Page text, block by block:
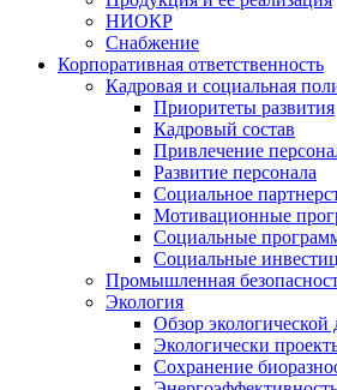
НИОКР
Снабжение
Корпоративная ответственность
Кадровая и социальная
Приоритеты развития
Кадровый состав
Привлечение
Развитие персонала
Социальное
Мотивационные
Социальные
Социальные
Промышленная
Экология
Обзор экологической
Экологически
Сохранение